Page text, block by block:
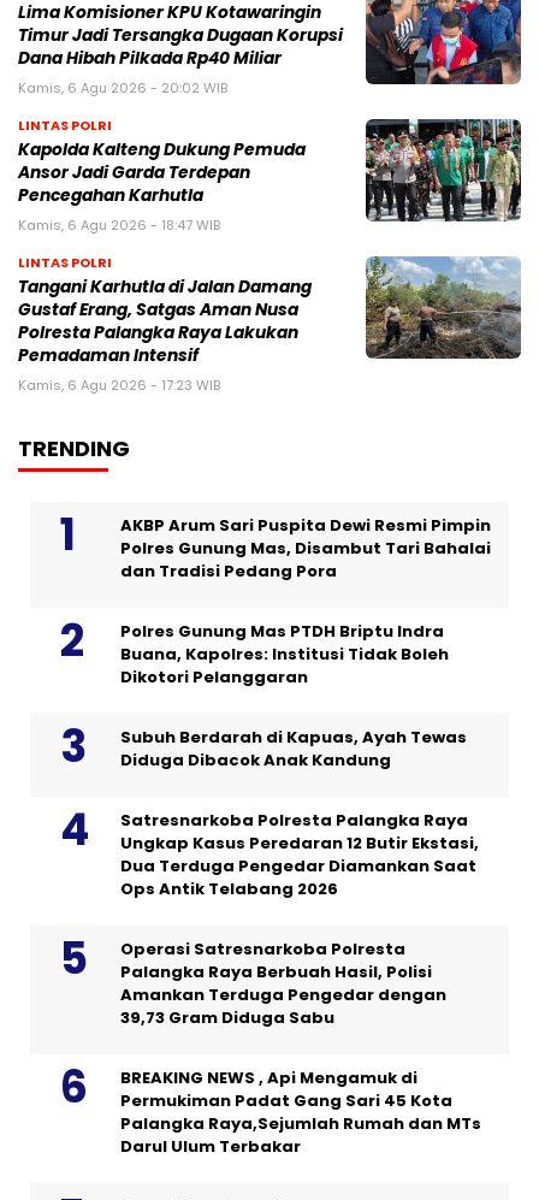
Lima Komisioner KPU Kotawaringin
Timur Jadi Tersangka Dugaan Korupsi
Dana Hibah Pilkada Rp40 Miliar
Kamis, 6 Agu 2026 - 20:02 WIB
LINTAS POLRI
Kapolda Kalteng Dukung Pemuda
Ansor Jadi Garda Terdepan
Pencegahan Karhutla
Kamis, 6 Agu 2026 - 18:47 WIB
LINTAS POLRI
Tangani Karhutla di Jalan Damang
Gustaf Erang, Satgas Aman Nusa
Polresta Palangka Raya Lakukan
Pemadaman Intensif
Kamis, 6 Agu 2026 - 17:23 WIB
TRENDING
AKBP Arum Sari Puspita Dewi Resmi Pimpin
Polres Gunung Mas, Disambut Tari Bahalai
dan Tradisi Pedang Pora
Polres Gunung Mas PTDH Briptu Indra
Buana, Kapolres: Institusi Tidak Boleh
Dikotori Pelanggaran
Subuh Berdarah di Kapuas, Ayah Tewas
Diduga Dibacok Anak Kandung
Satresnarkoba Polresta Palangka Raya
Ungkap Kasus Peredaran 12 Butir Ekstasi,
Dua Terduga Pengedar Diamankan Saat
Ops Antik Telabang 2026
Operasi Satresnarkoba Polresta
Palangka Raya Berbuah Hasil, Polisi
Amankan Terduga Pengedar dengan
39,73 Gram Diduga Sabu
BREAKING NEWS , Api Mengamuk di
Permukiman Padat Gang Sari 45 Kota
Palangka Raya,Sejumlah Rumah dan MTs
Darul Ulum Terbakar